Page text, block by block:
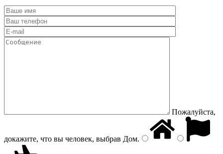
Пожалуйста,
докажите, что вы человек, выбрав Дом.